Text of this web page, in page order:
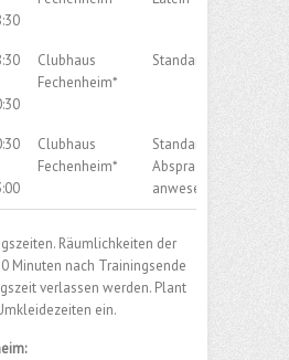
Clubhaus
Fechenheim*
Standard
Clubhaus
Fechenheim*
Standard / Latein nach
Absprache der
anwesendenden
Räumlichkeiten der
Minuten nach Trainingsende
verlassen werden. Plant
ein.